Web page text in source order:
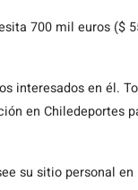
700 mil euros ($
interesados en él.
en Chiledeportes
su sitio personal